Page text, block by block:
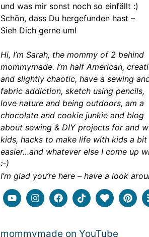
und was mir sonst noch so einfällt :)
Schön, dass Du hergefunden hast –
Sieh Dich gerne um!
Hi, I’m Sarah, the mommy of 2 behind
mommymade. I’m half American,
and slightly chaotic, have a sewing
fabric addiction, sketch using pencils,
love nature and being outdoors, am a
chocolate and cookie junkie and blog
about sewing & DIY projects for and
kids, hacks to make life with kids a bit
easier…and whatever else I come up
:-)
I’m glad you’re here – have a look
mommymade on YouTube